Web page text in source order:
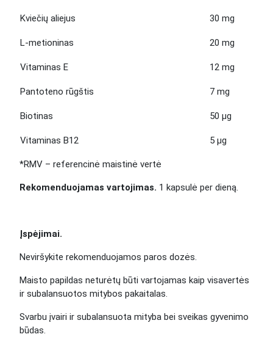
Kviečių aliejus 30 mg
L-metioninas 20 mg
Vitaminas E 12 mg
Pantoteno rūgštis 7 mg
Biotinas 50 μg
Vitaminas B12 5 μg
*RMV – referencinė maistinė vertė
Rekomenduojamas vartojimas. 1 kapsulė per dieną.
Įspėjimai.
Neviršykite rekomenduojamos paros dozės.
Maisto papildas neturėtų būti vartojamas kaip visavertės
ir subalansuotos mitybos pakaitalas.
Svarbu įvairi ir subalansuota mityba bei sveikas gyvenimo
būdas.